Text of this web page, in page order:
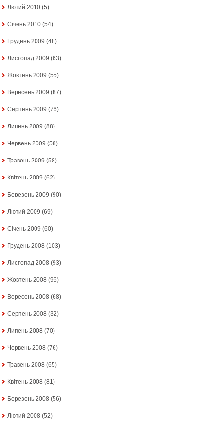
Лютий 2010 (5)
Січень 2010 (54)
Грудень 2009 (48)
Листопад 2009 (63)
Жовтень 2009 (55)
Вересень 2009 (87)
Серпень 2009 (76)
Липень 2009 (88)
Червень 2009 (58)
Травень 2009 (58)
Квітень 2009 (62)
Березень 2009 (90)
Лютий 2009 (69)
Січень 2009 (60)
Грудень 2008 (103)
Листопад 2008 (93)
Жовтень 2008 (96)
Вересень 2008 (68)
Серпень 2008 (32)
Липень 2008 (70)
Червень 2008 (76)
Травень 2008 (65)
Квітень 2008 (81)
Березень 2008 (56)
Лютий 2008 (52)